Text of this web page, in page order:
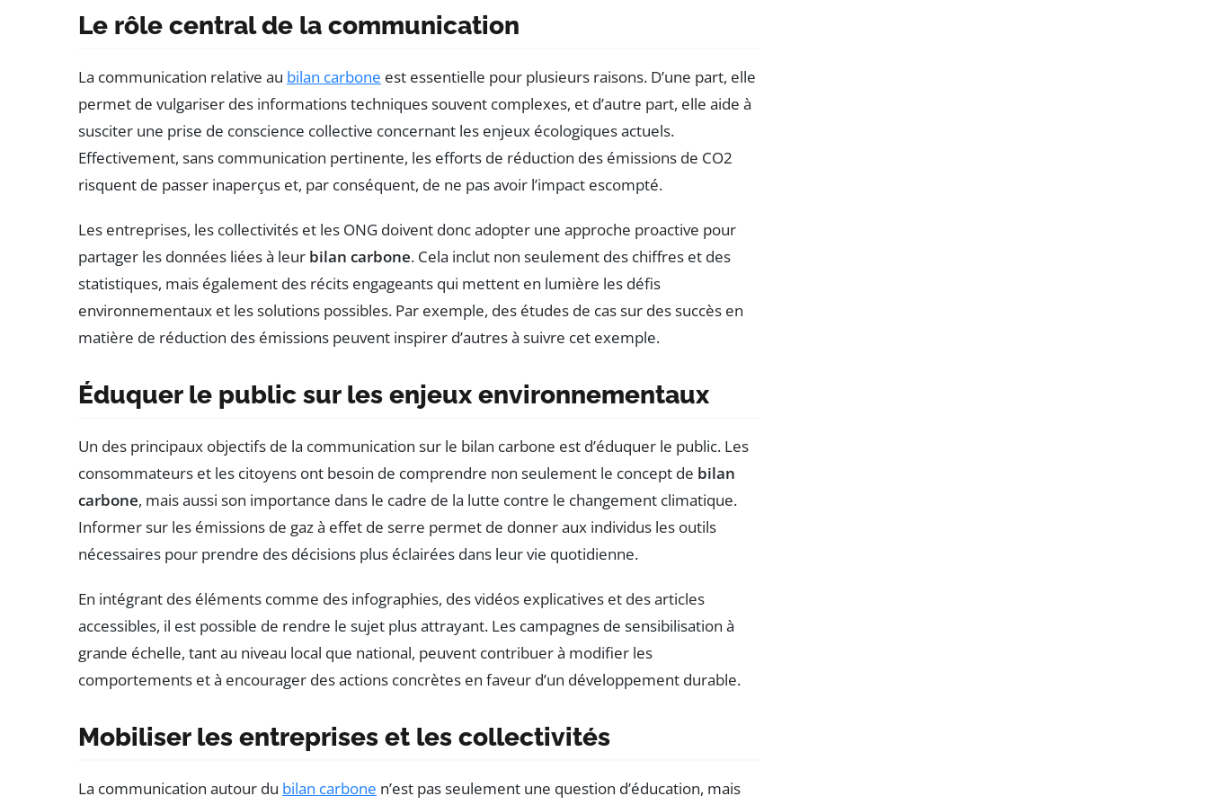
Le rôle central de la communication
La communication relative au bilan carbone est essentielle pour plusieurs raisons. D’une part, elle
permet de vulgariser des informations techniques souvent complexes, et d’autre part, elle aide à
susciter une prise de conscience collective concernant les enjeux écologiques actuels.
Effectivement, sans communication pertinente, les efforts de réduction des émissions de CO2
risquent de passer inaperçus et, par conséquent, de ne pas avoir l’impact escompté.
Les entreprises, les collectivités et les ONG doivent donc adopter une approche proactive pour
partager les données liées à leur bilan carbone. Cela inclut non seulement des chiffres et des
statistiques, mais également des récits engageants qui mettent en lumière les défis
environnementaux et les solutions possibles. Par exemple, des études de cas sur des succès en
matière de réduction des émissions peuvent inspirer d’autres à suivre cet exemple.
Éduquer le public sur les enjeux environnementaux
Un des principaux objectifs de la communication sur le bilan carbone est d’éduquer le public. Les
consommateurs et les citoyens ont besoin de comprendre non seulement le concept de bilan
carbone, mais aussi son importance dans le cadre de la lutte contre le changement climatique.
Informer sur les émissions de gaz à effet de serre permet de donner aux individus les outils
nécessaires pour prendre des décisions plus éclairées dans leur vie quotidienne.
En intégrant des éléments comme des infographies, des vidéos explicatives et des articles
accessibles, il est possible de rendre le sujet plus attrayant. Les campagnes de sensibilisation à
grande échelle, tant au niveau local que national, peuvent contribuer à modifier les
comportements et à encourager des actions concrètes en faveur d’un développement durable.
Mobiliser les entreprises et les collectivités
La communication autour du bilan carbone n’est pas seulement une question d’éducation, mais